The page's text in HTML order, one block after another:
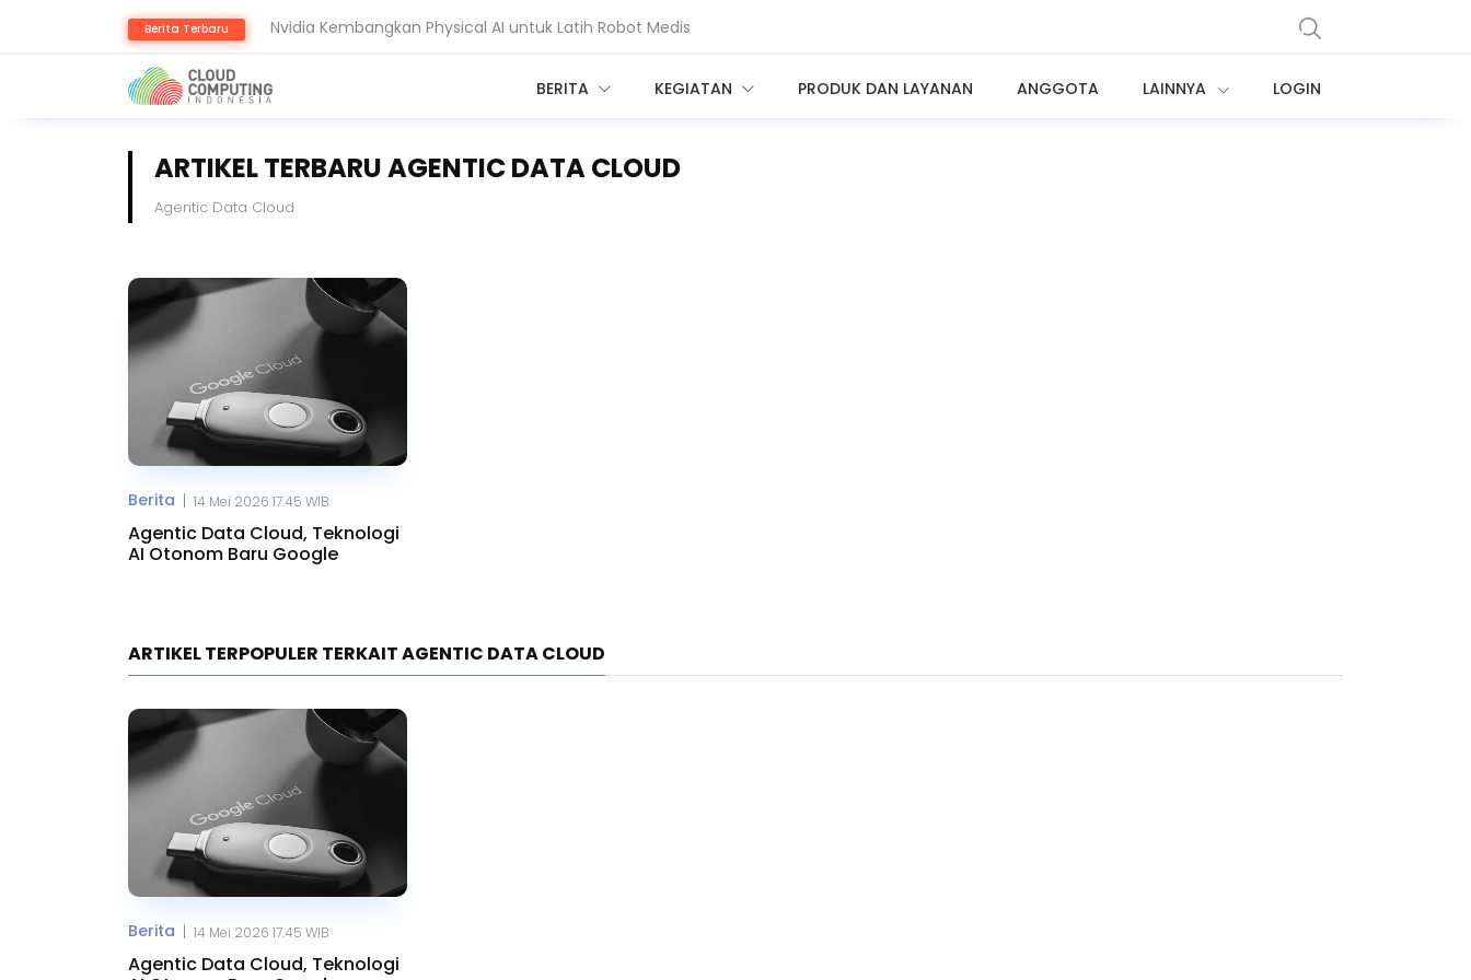
Berita Terbaru
Komputer Kuantum Ancam Bitcoin, Seberapa Besar Risikonya?
BERITA KEGIATAN PRODUK DAN LAYANAN ANGGOTA LAINNYA LOGIN
ARTIKEL TERBARU AGENTIC DATA CLOUD
Agentic Data Cloud
Berita | 14 Mei 2026 17.45 WIB
Agentic Data Cloud, Teknologi
AI Otonom Baru Google
ARTIKEL TERPOPULER TERKAIT AGENTIC DATA CLOUD
Berita | 14 Mei 2026 17.45 WIB
Agentic Data Cloud, Teknologi